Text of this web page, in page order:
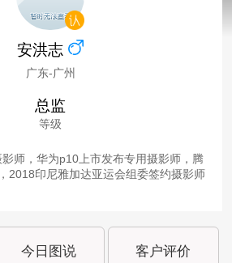
安洪志
广东-广州
总监
等级
师，华为p10上市发布专用摄影师，腾
2018印尼雅加达亚运会组委签约摄影师
今日图说 客户评价